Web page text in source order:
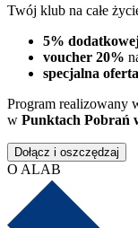
Twój klub na całe
5%
voucher 20%
specjalna
Program realizowany
w Punktach Pobrań
Dołącz i oszczędzaj
O ALAB